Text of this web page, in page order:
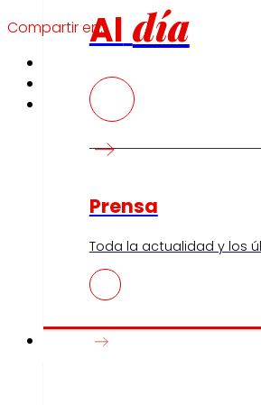
Al día
Prensa
Toda la actualidad y los
Innovación
Compartir en: